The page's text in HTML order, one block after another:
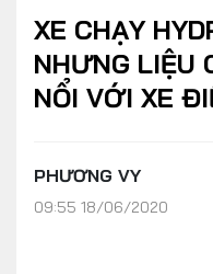
XE CHẠY
NHƯNG LIỆU
NỔI VỚI XE
PHƯƠNG VY
09:55 18/06/2020